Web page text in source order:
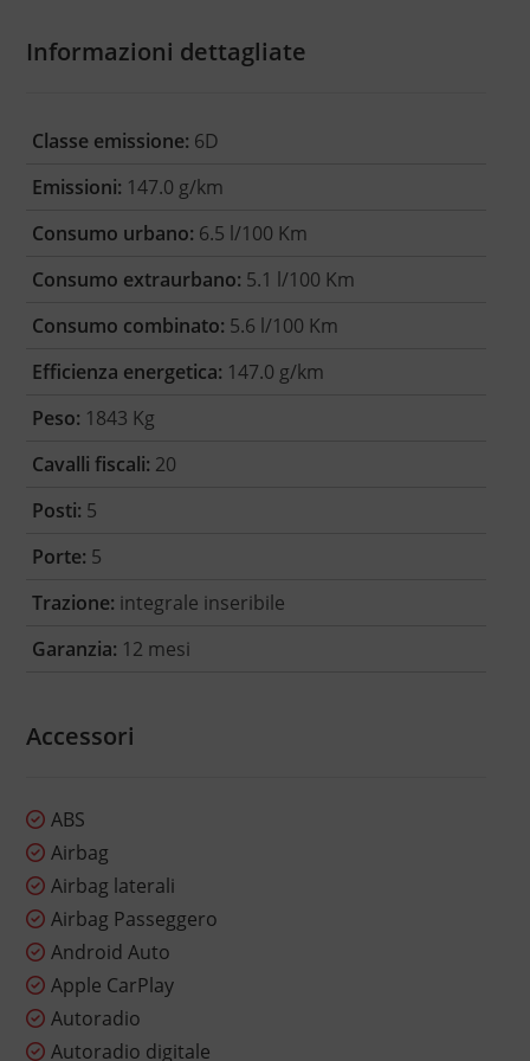
Informazioni dettagliate
Classe emissione: 6D
Emissioni: 147.0 g/km
Consumo urbano: 6.5 l/100 Km
Consumo extraurbano: 5.1 l/100 Km
Consumo combinato: 5.6 l/100 Km
Efficienza energetica: 147.0 g/km
Peso: 1843 Kg
Cavalli fiscali: 20
Posti: 5
Porte: 5
Trazione: integrale inseribile
Garanzia: 12 mesi
Accessori
ABS
Airbag
Airbag laterali
Airbag Passeggero
Android Auto
Apple CarPlay
Autoradio
Autoradio digitale